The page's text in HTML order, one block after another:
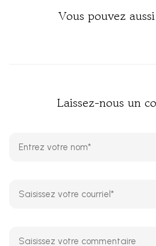
Vous pouvez
Laissez-nous un